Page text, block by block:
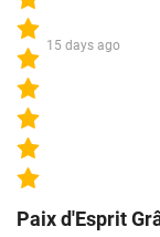
15 days ago
Paix d'Esprit